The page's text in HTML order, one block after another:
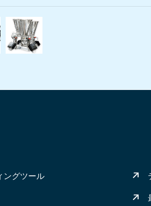
ダ・ツインスクリューフィーダ
したコンパクトなスクリューフィーダ
ペリオンK-トロンのロス・イン・ウェ
粉粒体材料を優しく搬送する
ングツール